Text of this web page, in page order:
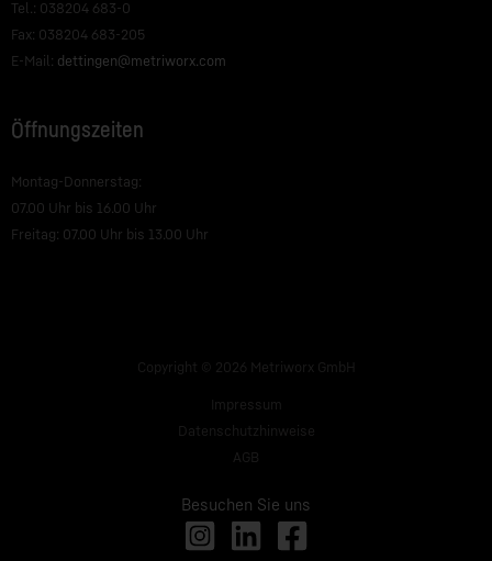
Tel.: 038204 683-0
Fax: 038204 683-205
E-Mail: dettingen@metriworx.com
Öffnungszeiten
Montag-Donnerstag:
07.00 Uhr bis 16.00 Uhr
Freitag: 07.00 Uhr bis 13.00 Uhr
Copyright © 2026 Metriworx GmbH
Impressum
Datenschutzhinweise
AGB
Besuchen Sie uns